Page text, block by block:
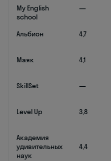
My English
school
—
Альбион 4,7
Маяк 4,1
SkillSet —
Level Up 3,8
Академия
удивительных
наук
4,4